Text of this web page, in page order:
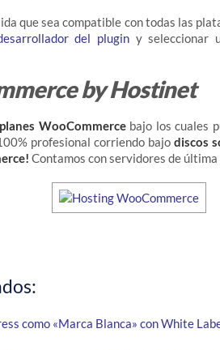
que sea compatible con todas las
del pluginy seleccionar
by Hostinet
planes WooCommercebajo los cuales
profesional corriendo bajo discos
Contamos con servidores de
como «Marca Blanca» con White